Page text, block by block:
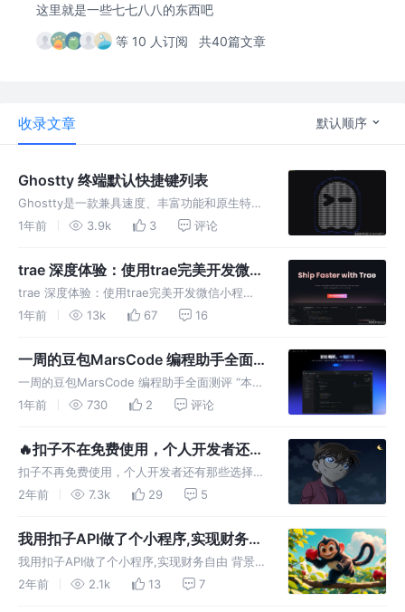
这里就是一些七七八八的东西吧
等 10 人订阅 共40篇文章
收录文章 默认顺序
Ghostty 终端默认快捷键列表
Ghostty是一款兼具速度、丰富功能和原生特性
的终端模拟器，由Mitchell Hashimoto利用业
设计，在macOS上使用Swift、AppK
1年前 3.9k 3 评论
trae 深度体验：使用trae完美开发微信
小程序
trae 深度体验：使用trae完美开发微信小程
序。从环境搭建、插件安装、深度使用体验，结
1年前 13k 67 16
一周的豆包MarsCode 编程助手全面
测评
一周的豆包MarsCode 编程助手全面测评 “本文
正在参加豆包MarsCode测评官征文活动” 豆包
具，提供 Cloud IDE 及 AI 编程助手
1年前 730 2 评论
🔥扣子不在免费使用，个人开发者还有
那些选择？
扣子不再免费使用，个人开发者还有那些选择
经过 2023 年的一年的 LLm 洗牌，能够留下来
各大厂商都在使用 LLM 探索各自的商业能力。
其中最火的
2年前 7.3k 29 5
我用扣子API做了个小程序,实现财务自
由
我用扣子API做了个小程序,实现财务自由 背景
时光如梭，已经 7 月份了。使用扣子的时间也
2年前 2.1k 13 7